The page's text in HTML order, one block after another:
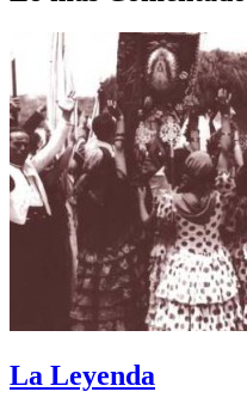
La Leyenda